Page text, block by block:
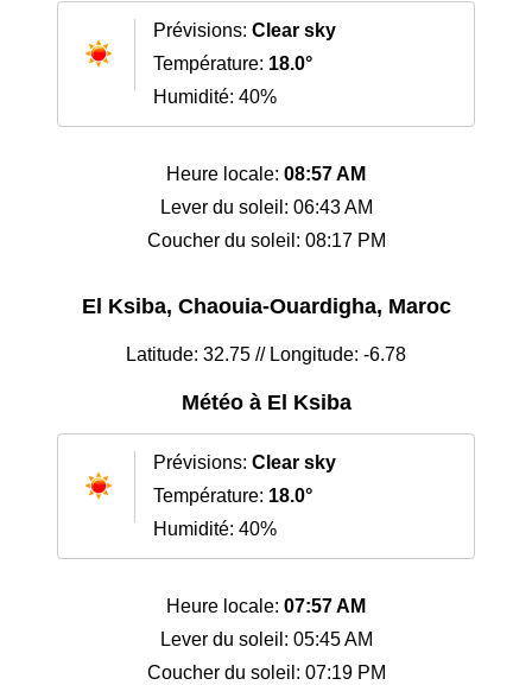
Prévisions: Clear sky
Température: 18.0°
Humidité: 40%
Heure locale: 08:57 AM
Lever du soleil: 06:43 AM
Coucher du soleil: 08:17 PM
El Ksiba, Chaouia-Ouardigha, Maroc
Latitude: 32.75 // Longitude: -6.78
Météo à El Ksiba
Prévisions: Clear sky
Température: 18.0°
Humidité: 40%
Heure locale: 07:57 AM
Lever du soleil: 05:45 AM
Coucher du soleil: 07:19 PM